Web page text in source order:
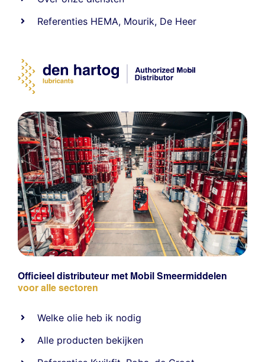
Referenties HEMA, Mourik, De Heer
Officieel distributeur met Mobil Smeermiddelen
voor alle sectoren
Welke olie heb ik nodig
Alle producten bekijken